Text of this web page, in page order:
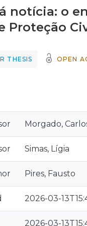
notícia: o
Proteção
THESIS OPEN
Morgado,
Simas, Lígia
Pires, Fausto
2026-03-
2026-03-